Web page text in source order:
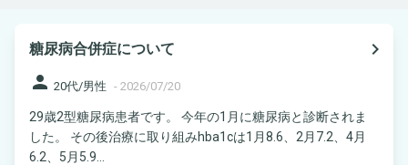
糖尿病合併症について
navigate_next
person 20代/男性 - 2026/07/20
29歳2型糖尿病患者です。 今年の1月に糖尿病と診断されま
した。 その後治療に取り組みhba1cは1月8.6、2月7.2、4月
6.2、5月5.9...